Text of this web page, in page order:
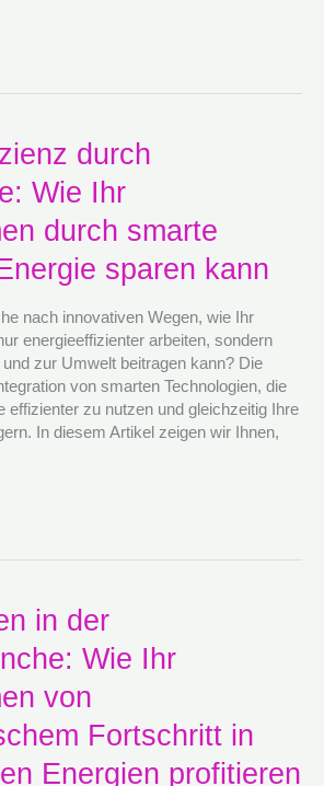
durch
Wie Ihr
durch smarte
sparen kann
nach innovativen Wegen, wie Ihr
energieeffizienter arbeiten, sondern
zur Umwelt beitragen kann? Die
von smarten Technologien, die
effizienter zu nutzen und gleichzeitig Ihre
In diesem Artikel zeigen wir Ihnen,
in der
Wie Ihr
von
Fortschritt in
Energien profitieren